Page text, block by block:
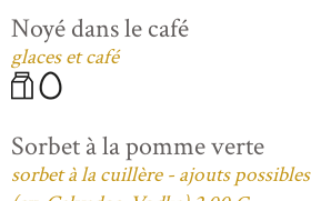
Noyé dans le café
glaces et café
Sorbet à la pomme verte
sorbet à la cuillère - ajouts possibles